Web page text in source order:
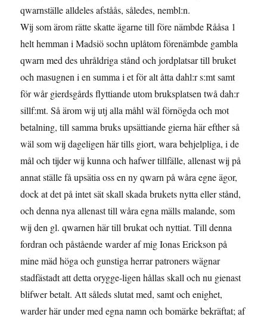
qwarnställe alldeles afståås, således, nembl:n.
Wij som ärom rätte skatte ägarne till före nämbde Rååsa 1
helt hemman i Madsiö sochn uplåtom förenämbde gambla
qwarn med des uhråldriga stånd och jordplatsar till bruket
och masugnen i en summa i et för alt åtta dahl:r s:mt samt
för wår gierdsgårds flyttiande utom bruksplatsen twå dah:r
sillf:mt. Så ärom wij utj alla måhl wäl förnögda och mot
betalning, till samma bruks upsättiande gierna här efther så
wäl som wij dageligen här tills giort, wara behjelpliga, i de
mål och tijder wij kunna och hafwer tillfälle, allenast wij på
annat ställe få upsätia oss en ny qwarn på wåra egne ägor,
dock at det på intet sät skall skada brukets nytta eller stånd,
och denna nya allenast till wåra egna mälls malande, som
wij den gl. qwarnen här till brukat och nyttiat. Till denna
fordran och påstående warder af mig Ionas Erickson på
mine mäd höga och gunstiga herrar patroners wägnar
stadfästadt att detta orygge-ligen hållas skall och nu gienast
blifwer betalt. Att såleds slutat med, samt och enighet,
warder här under med egna namn och bomärke bekräftat; af